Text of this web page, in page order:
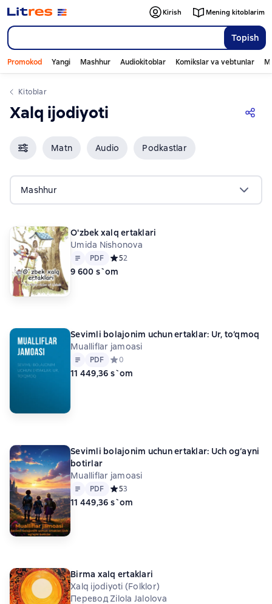
Topish
Kirish Mening kitoblarim
Promokod Yangi Mashhur Audiokitoblar Komikslar va vebtunlar
Kitoblar
Xalq ijodiyoti
Matn Audio Podkastlar
Mashhur
O'zbek xalq ertaklari
Umida Nishonova
Matn PDF
PDF Средний рейтинг 5 на основе 2 оценок
52
9 600 s`om
Sеvimli bolajonim uchun ertaklar: Ur, to‘qmoq
Mualliflar jamoasi
Matn PDF
PDF Средний рейтинг 0 на основе 0 оценок
0
11 449,36 s`om
Sevimli bolajonim uchun ertaklar: Uch og‘ayni
botirlar
Mualliflar jamoasi
Matn PDF
PDF Средний рейтинг 5 на основе 3 оценок
53
11 449,36 s`om
Birma xalq ertaklari
Xalq ijodiyoti (Folklor)
Перевод Zilola Jalolova